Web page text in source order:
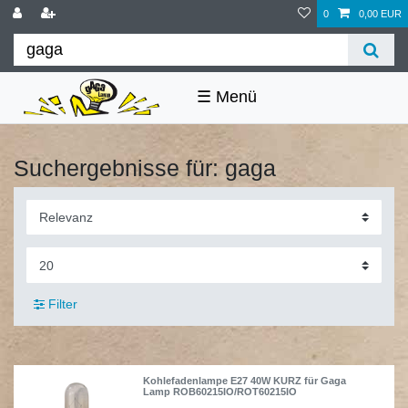
0 0,00 EUR
☰
Suchergebnisse für: gaga
Filter
Kohlefadenlampe E27 40W KURZ für Gaga
Lamp ROB60215IO/ROT60215IO